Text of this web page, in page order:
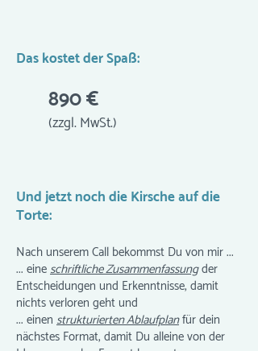
Das kostet der Spaß:
890 €
(zzgl. MwSt.)
Und jetzt noch die Kirsche auf die
Torte:
Nach unserem Call bekommst Du von mir ...
... eineschriftliche Zusammenfassungder
Entscheidungen und Erkenntnisse, damit
nichts verloren geht und
... einen strukturierten Ablaufplanfür dein
nächstes Format, damit Du alleine von der